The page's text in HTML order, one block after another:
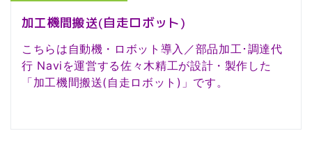
加工機間搬送(自走ロボット)
こちらは自動機・ロボット導入／部品加工･調達代
行 Naviを運営する佐々木精工が設計・製作した
「加工機間搬送(自走ロボット)」です。